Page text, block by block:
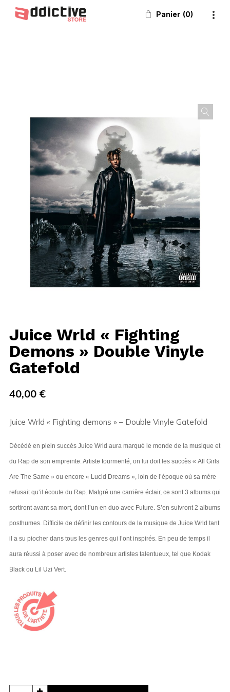
Panier 0
Juice Wrld « Fighting
Demons » Double Vinyle
Gatefold
40,00 €
Juice Wrld « Fighting demons » – Double Vinyle Gatefold
Décédé en plein succès Juice Wrld aura marqué le monde de la musique et
du Rap de son empreinte. Artiste tourmenté, on lui doit les succès « All Girls
Are The Same » ou encore « Lucid Dreams », loin de l’époque où sa mère
refusait qu’il écoute du Rap. Malgré une carrière éclair, ce sont 3 albums qui
sortiront avant sa mort, dont l’un en duo avec Future. S’en suivront 2 albums
posthumes. Difficile de définir les contours de la musique de Juice Wrld tant
il a su piocher dans tous les genres qui l’ont inspirés. En peu de temps il
aura réussi à poser avec de nombreux artistes talentueux, tel que Kodak
Black ou Lil Uzi Vert.